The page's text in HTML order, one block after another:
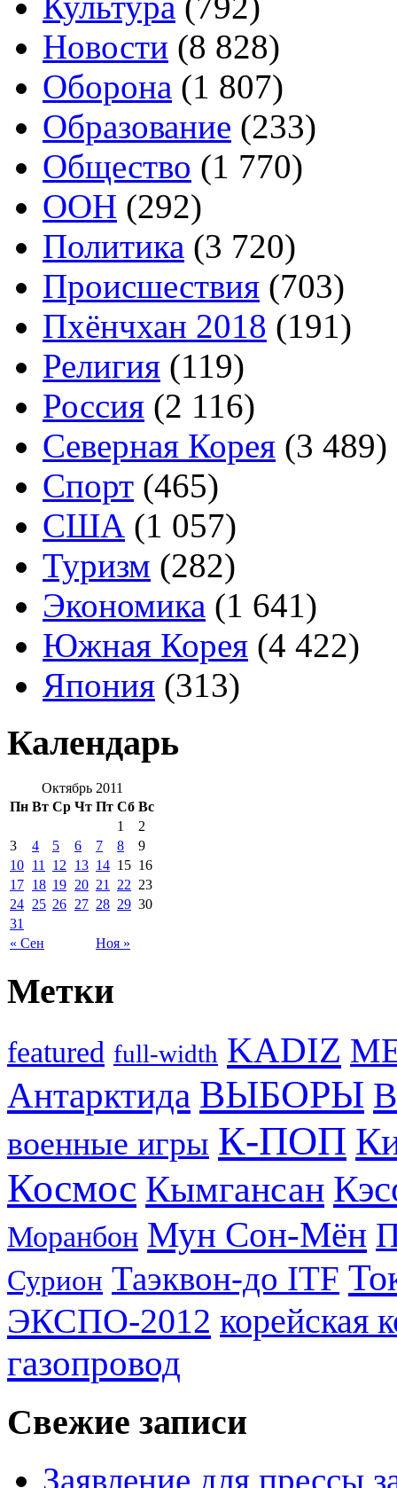
Новости (8 828)
Оборона (1 807)
Образование (233)
Общество (1 770)
ООН (292)
Политика (3 720)
Происшествия (703)
Пхёнчхан 2018 (191)
Религия (119)
Россия (2 116)
Северная Корея (3 489)
Спорт (465)
США (1 057)
Туризм (282)
Экономика (1 641)
Южная Корея (4 422)
Япония (313)
Календарь
Октябрь 2011
Пн Вт Ср Чт Пт Сб Вс
« Сен Ноя »
1
2
3
4 5 6 7 8
9
10 11 12 13 14 15 16
17 18 19 20 21 22 23
24 25 26 27 28 29 30
31
Метки
featured full-width KADIZ
Антарктида ВЫБОРЫ
военные игры К-ПОП
Космос Кымгансан
Моранбон Мун Сон-Мён
Сурион Таэквон-до ITF
ЭКСПО-2012 корейская
газопровод
Свежие записи
Заявление для прессы